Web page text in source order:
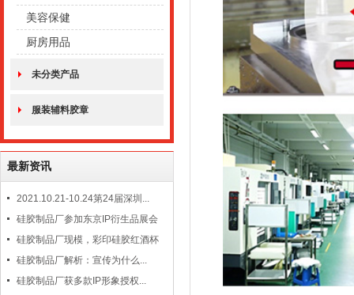
美容保健
厨房用品
未分类产品
服装辅料胶章
最新资讯
2021.10.21-10.24第24届深圳...
硅胶制品厂参加东京IP衍生品展会
硅胶制品厂现模，彩印硅胶红酒杯
硅胶制品厂解析：宣传为什么...
硅胶制品厂获多款IP形象授权...